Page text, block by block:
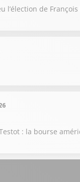
l’élection de
: la bourse